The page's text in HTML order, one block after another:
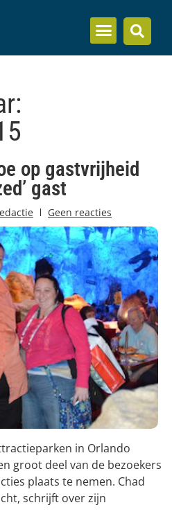
op gastvrijheid
gast
Geen reacties
in Orlando
groot deel van de bezoekers
plaats te nemen. Chad
schrijft over zijn